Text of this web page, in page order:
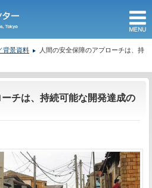
背景資料
人間の安全保障のアプローチは、持
チは、持続可能な開発達成の